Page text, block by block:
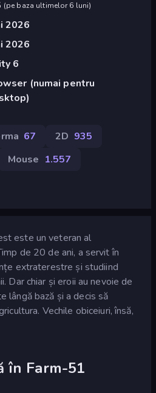
(pe baza ultimelor 6 luni)
2026
2026
6
(numai pentru
67 2D 935
Mouse 1.557
este un veteran al
de 20 de ani, a servit în
extraterestre și studiind
Dar chiar și eroii au nevoie de
lângă bază și a decis să
Vechile obiceiuri, însă,
în Farm-51